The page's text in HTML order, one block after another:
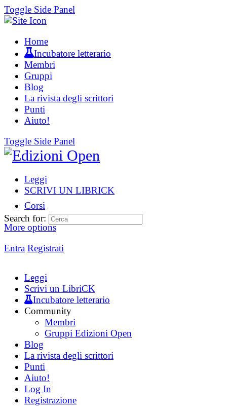
Toggle Side Panel
Home
Incubatore letterario
Membri
Gruppi
Blog
La rivista degli scrittori
Punti
Aiuto!
Toggle Side Panel
Leggi
SCRIVI UN LIBRICK
Corsi
More options
Entra Registrati
Search for:
Leggi
Scrivi un LibriCK
Incubatore letterario
Community
Membri
Gruppi Edizioni Open
Blog
La rivista degli scrittori
Punti
Aiuto!
Log In
Registrazione